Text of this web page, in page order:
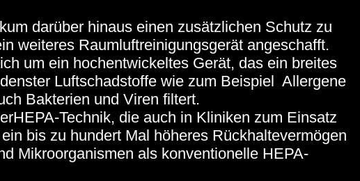
darüber hinaus einen zusätzlichen Schutz zu
weiteres Raumluftreinigungsgerät angeschafft.
um ein hochentwickeltes Gerät, das ein breites
Luftschadstoffe wie zum Beispiel Allergene
Bakterien und Viren filtert.
Technik, die auch in Kliniken zum Einsatz
bis zu hundert Mal höheres Rückhaltevermögen
Mikroorganismen als konventionelle HEPA-